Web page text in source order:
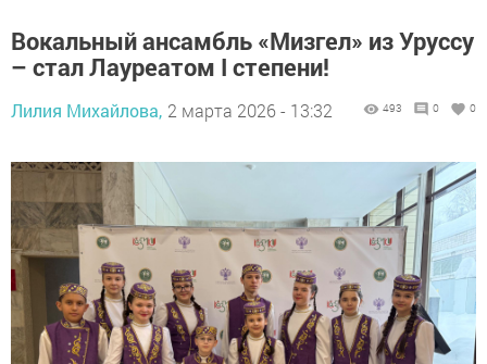
Вокальный ансамбль «Мизгел» из Уруссу
– стал Лауреатом I степени!
Лилия Михайлова, 2 марта 2026 - 13:32 493 0 0